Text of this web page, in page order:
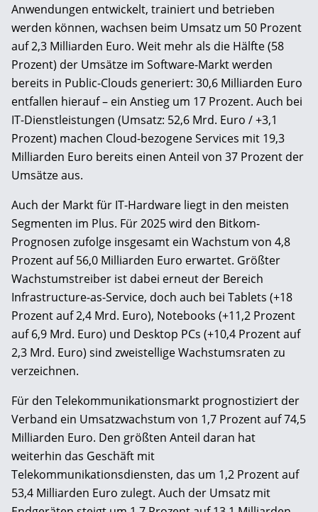
Anwendungen entwickelt, trainiert und betrieben
werden können, wachsen beim Umsatz um 50 Prozent
auf 2,3 Milliarden Euro. Weit mehr als die Hälfte (58
Prozent) der Umsätze im Software-Markt werden
bereits in Public-Clouds generiert: 30,6 Milliarden Euro
entfallen hierauf – ein Anstieg um 17 Prozent. Auch bei
IT-Dienstleistungen (Umsatz: 52,6 Mrd. Euro / +3,1
Prozent) machen Cloud-bezogene Services mit 19,3
Milliarden Euro bereits einen Anteil von 37 Prozent der
Umsätze aus.
Auch der Markt für IT-Hardware liegt in den meisten
Segmenten im Plus. Für 2025 wird den Bitkom-
Prognosen zufolge insgesamt ein Wachstum von 4,8
Prozent auf 56,0 Milliarden Euro erwartet. Größter
Wachstumstreiber ist dabei erneut der Bereich
Infrastructure-as-Service, doch auch bei Tablets (+18
Prozent auf 2,4 Mrd. Euro), Notebooks (+11,2 Prozent
auf 6,9 Mrd. Euro) und Desktop PCs (+10,4 Prozent auf
2,3 Mrd. Euro) sind zweistellige Wachstumsraten zu
verzeichnen.
Für den Telekommunikationsmarkt prognostiziert der
Verband ein Umsatzwachstum von 1,7 Prozent auf 74,5
Milliarden Euro. Den größten Anteil daran hat
weiterhin das Geschäft mit
Telekommunikationsdiensten, das um 1,2 Prozent auf
53,4 Milliarden Euro zulegt. Auch der Umsatz mit